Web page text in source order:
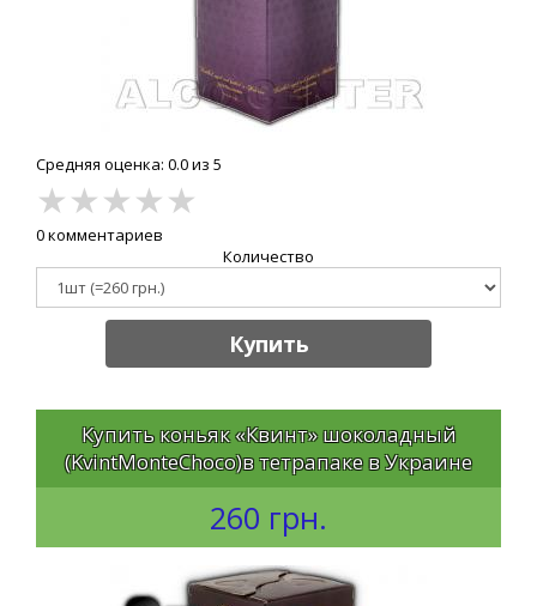
Средняя оценка: 0.0 из 5
★★★★★
0 комментариев
Количество
Купить
Купить коньяк «Квинт» шоколадный
(KvintMonteChoco)в тетрапаке в Украине
260 грн.